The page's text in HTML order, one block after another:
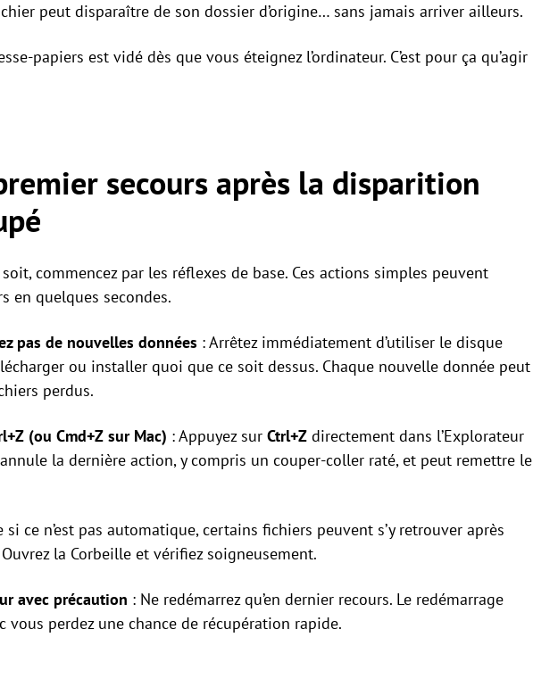
peut disparaître de son dossier d’origine… sans jamais arriver ailleurs.
papiers est vidé dès que vous éteignez l’ordinateur. C’est pour ça qu’agir
secours après la disparition
commencez par les réflexes de base. Ces actions simples peuvent
en quelques secondes.
pas de nouvelles données : Arrêtez immédiatement d’utiliser le disque
ou installer quoi que ce soit dessus. Chaque nouvelle donnée peut
perdus.
(ou Cmd+Z sur Mac) : Appuyez sur Ctrl+Z directement dans l’Explorateur
la dernière action, y compris un couper-coller raté, et peut remettre le
si ce n’est pas automatique, certains fichiers peuvent s’y retrouver après
la Corbeille et vérifiez soigneusement.
avec précaution : Ne redémarrez qu’en dernier recours. Le redémarrage
vous perdez une chance de récupération rapide.